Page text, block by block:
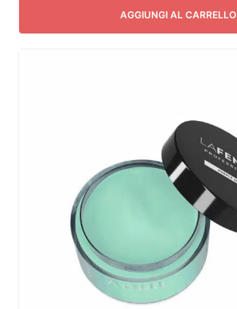
AGGIUNGI AL CARRELLO